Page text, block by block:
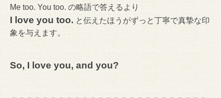
Me too. You too. の略語で答えるより
I love you too. と伝えたほうがずっと丁寧で真摯な印
象を与えます。
So, I love you, and you?